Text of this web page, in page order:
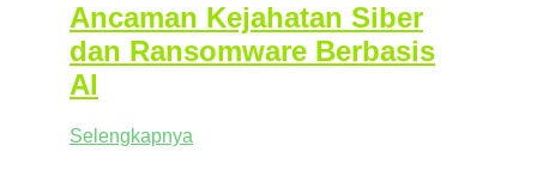
Ancaman Kejahatan Siber
dan Ransomware Berbasis
AI
Selengkapnya